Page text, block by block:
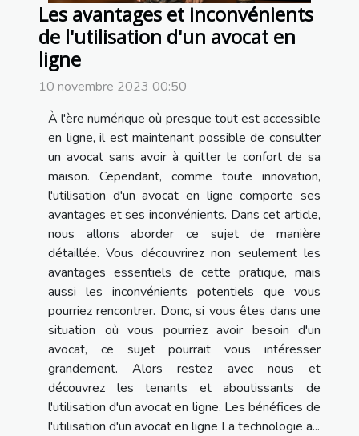
Les avantages et inconvénients
de l'utilisation d'un avocat en
ligne
10 novembre 2023 00:50
À l'ère numérique où presque tout est accessible
en ligne, il est maintenant possible de consulter
un avocat sans avoir à quitter le confort de sa
maison. Cependant, comme toute innovation,
l'utilisation d'un avocat en ligne comporte ses
avantages et ses inconvénients. Dans cet article,
nous allons aborder ce sujet de manière
détaillée. Vous découvrirez non seulement les
avantages essentiels de cette pratique, mais
aussi les inconvénients potentiels que vous
pourriez rencontrer. Donc, si vous êtes dans une
situation où vous pourriez avoir besoin d'un
avocat, ce sujet pourrait vous intéresser
grandement. Alors restez avec nous et
découvrez les tenants et aboutissants de
l'utilisation d'un avocat en ligne. Les bénéfices de
l'utilisation d'un avocat en ligne La technologie a...